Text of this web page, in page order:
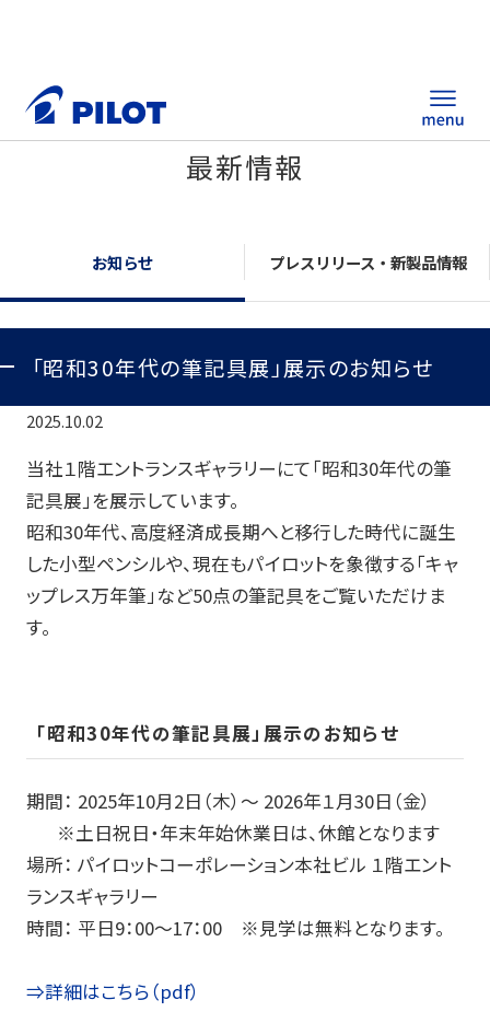
製品情報
替え芯サイト
総合カタログ
ノベルティ商品
玩具
宝飾
産業資材
企業情報
企業情報TOP
会社情報
IR情報
サステナビリティ情報
最新情報
お知らせ プレスリリース・新製品情報
「昭和30年代の筆記具展」展示のお知らせ
2025.10.02
当社１階エントランスギャラリーにて「昭和30年代の筆
記具展」を展示しています。
昭和30年代、高度経済成長期へと移行した時代に誕生
した小型ペンシルや、現在もパイロットを象徴する「キャ
ップレス万年筆」など50点の筆記具をご覧いただけま
す。
「昭和30年代の筆記具展」展示のお知らせ
期間： 2025年10月2日（木）～ 2026年１月30日（金）
※土日祝日・年末年始休業日は、休館となります
場所： パイロットコーポレーション本社ビル １階エント
ランスギャラリー
時間： 平日9：00～17：00 ※ 見学は無料となります。
⇒詳細はこちら（pdf）